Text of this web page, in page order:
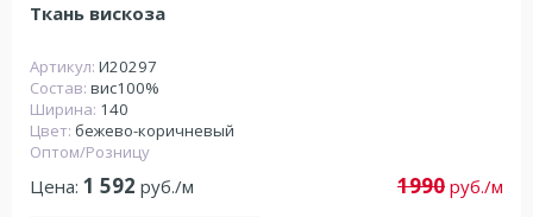
Ткань вискоза
Артикул: И20297
Состав: вис100%
Ширина: 140
Цвет: бежево-коричневый
Оптом/Розницу
Цена: 1 592 руб./м 1990 руб./м